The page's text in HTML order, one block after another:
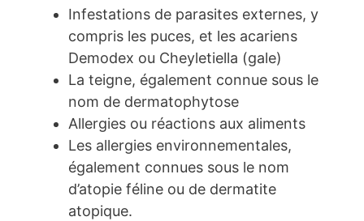
Infestations de parasites externes, y
compris les puces, et les acariens
Demodex ou Cheyletiella (gale)
La teigne, également connue sous le
nom de dermatophytose
Allergies ou réactions aux aliments
Les allergies environnementales,
également connues sous le nom
d’atopie féline ou de dermatite
atopique.